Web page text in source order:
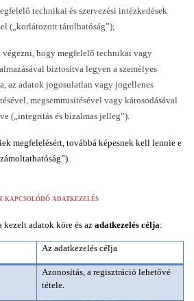
technikai és szervezési intézkedések
(„korlátozott tárolhatóság”);
hogy megfelelő technikai vagy
biztosítva legyen a személyes
az adatok jogosulatlan vagy jogellenes
megsemmisítésével vagy károsodásával
(„integritás és bizalmas jelleg”).
megfelelésért, továbbá képesnek kell lennie e
kapcsolódó adatkezelés
kezelt adatok köre és az adatkezelés célja:
Az adatkezelés célja
Azonosítás, a regisztráció lehetővé
tétele.